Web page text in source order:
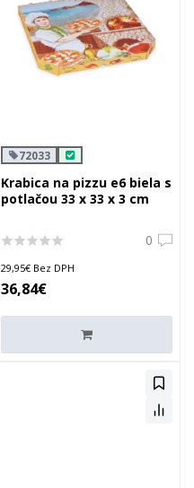
72033
Krabica na pizzu e6 biela s
potlačou 33 x 33 x 3 cm
0
29,95€ Bez DPH
36,84€